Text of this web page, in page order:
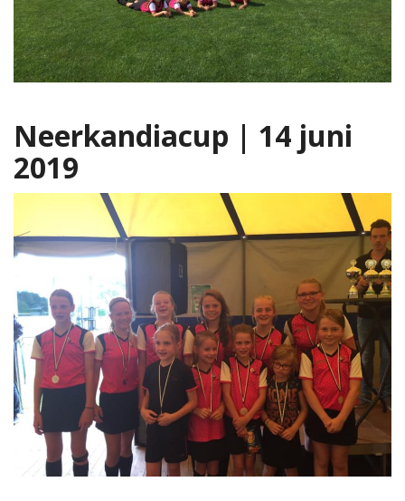
Neerkandiacup | 14 juni
2019